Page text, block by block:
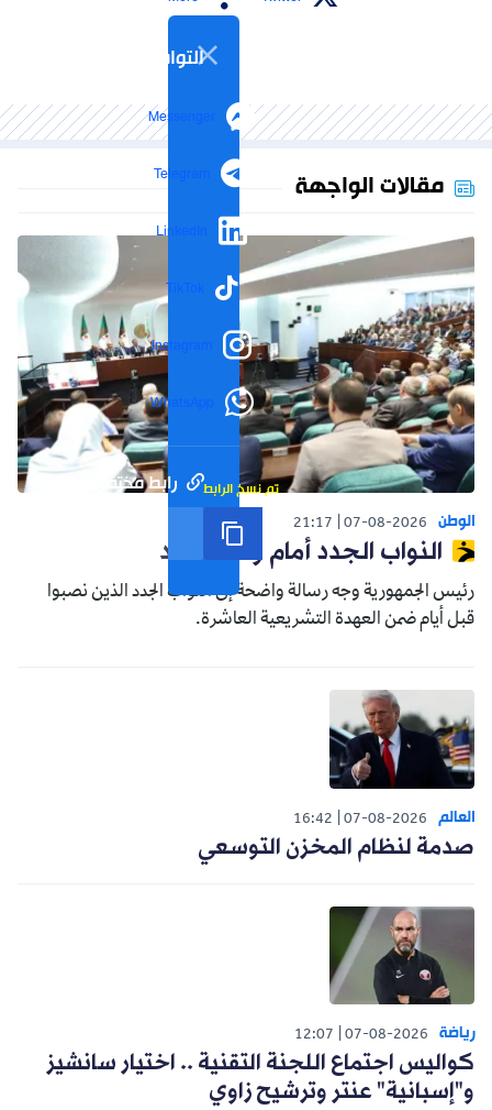
التواصل الاجتماعي
Messenger
Telegram
LinkedIn
TikTok
Instagram
WhatsApp
رابط مختصر تم نسخ الرابط
مقالات الواجهة
الوطن 07-08-2026
21:17
النواب الجدد أمام واقع جديد
رئيس الجمهورية وجه رسالة واضحة إلى النواب الجدد الذين نصبوا
قبل أيام ضمن العهدة التشريعية العاشرة.
العالم 07-08-2026
16:42
صدمة لنظام المخزن التوسعي
رياضة 07-08-2026
12:07
كواليس اجتماع اللجنة التقنية .. اختيار سانشيز
و"إسبانية" عنتر وترشيح زاوي